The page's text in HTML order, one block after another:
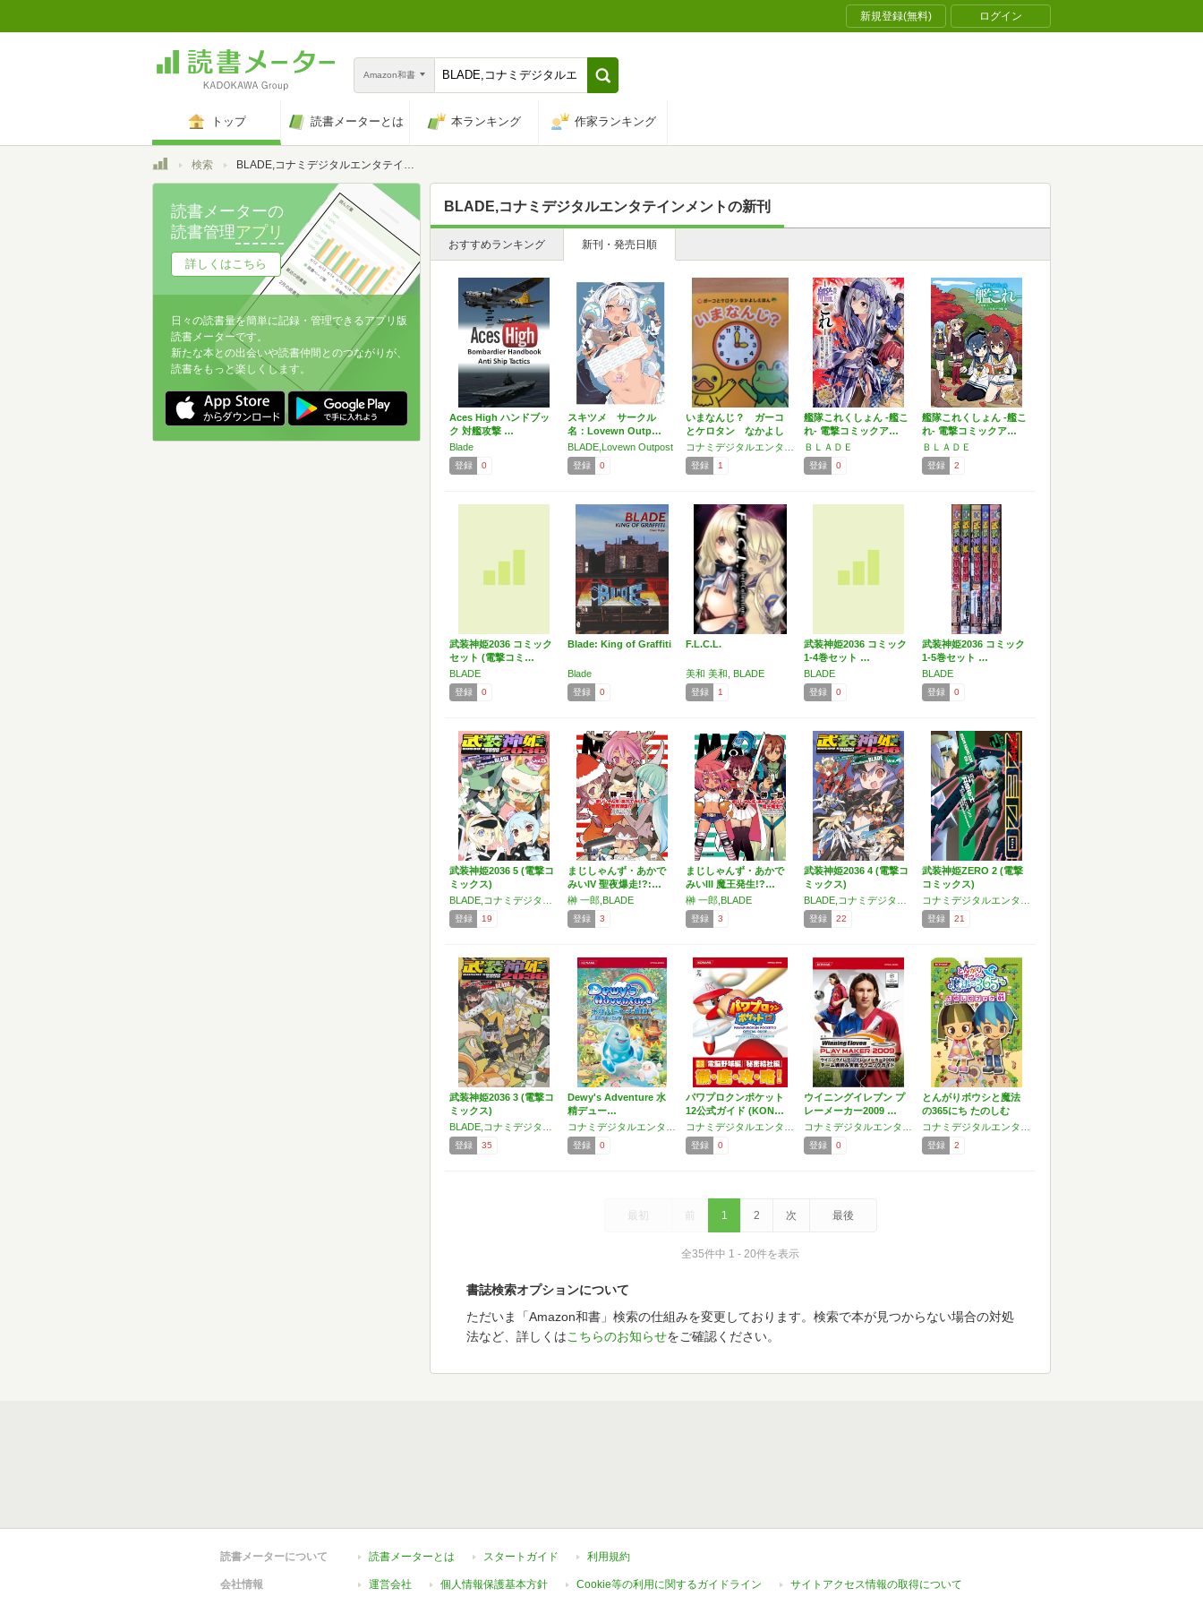
新規登録(無料) ログイン
Amazon和書
トップ 読書メーターとは 本ランキング 作家ランキング
トップ検索 BLADE,コナミデジタルエンタテインメント
BLADE,コナミデジタルエンタテインメントの新刊
おすすめランキング 新刊・発売日順
Aces High ハンドブッ
ク 対艦攻撃 …
Blade
登録 0
スキツメ サークル
名：Lovewn Outp…
BLADE,Lovewn Outpost
登録 0
いまなんじ？ ガーコ
とケロタン なかよし
えほん
登録 1
艦隊これくしょん -艦こ
れ- 電撃コミックア…
ＢＬＡＤＥ
登録 0
艦隊これくしょん -艦こ
れ- 電撃コミックア…
ＢＬＡＤＥ
登録 2
武装神姫2036 コミック
セット (電撃コミ…
BLADE
登録 0
Blade: King of Graffiti
Blade
登録 0
F.L.C.L.
美和 美和, BLADE
登録 1
武装神姫2036 コミック
1-4巻セット …
BLADE
登録 0
武装神姫2036 コミック
1-5巻セット …
BLADE
登録 0
武装神姫2036 5 (電撃コ
ミックス)
登録 19
まじしゃんず・あかで
みいIV 聖夜爆走!?:…
榊 一郎,BLADE
登録 3
まじしゃんず・あかで
みいIII 魔王発生!?…
榊 一郎,BLADE
登録 3
武装神姫2036 4 (電撃コ
ミックス)
登録 22
武装神姫ZERO 2 (電撃
コミックス)
登録 21
武装神姫2036 3 (電撃コ
ミックス)
登録 35
Dewy's Adventure 水
精デュー…
登録 0
パワプロクンポケット
12公式ガイド (KON…
登録 0
ウイニングイレブン プ
レーメーカー2009 …
登録 0
とんがりボウシと魔法
の365にち たのしむ
ブ…
登録 2
最初 前 1 2 次 最後
全35件中 1 - 20件を表示
書誌検索オプションについて
ただいま「Amazon和書」検索の仕組みを変更しております。検索で本が見つからない場合の対処
法など、詳しくはこちらのお知らせをご確認ください。
読書メーターの
読書管理アプリ
詳しくはこちら
日々の読書量を簡単に記録・管理できるアプリ版
読書メーターです。
新たな本との出会いや読書仲間とのつながりが、
読書をもっと楽しくします。
読書メーターについて 読書メーターとは スタートガイド 利用規約
会社情報 運営会社 個人情報保護基本方針 Cookie等の利用に関するガイドライン サイトアクセス情報の取得について